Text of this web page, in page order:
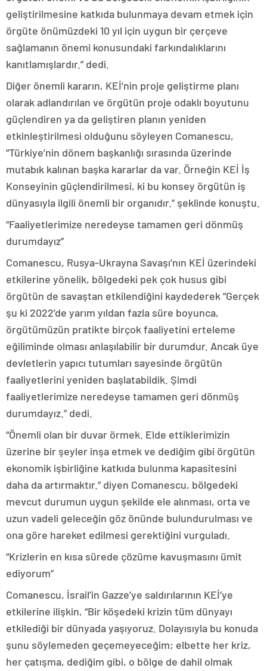
geliştirilmesine katkıda bulunmaya devam etmek için
örgüte önümüzdeki 10 yıl için uygun bir çerçeve
sağlamanın önemi konusundaki farkındalıklarını
kanıtlamışlardır.” dedi.
Diğer önemli kararın, KEİ’nin proje geliştirme planı
olarak adlandırılan ve örgütün proje odaklı boyutunu
güçlendiren ya da geliştiren planın yeniden
etkinleştirilmesi olduğunu söyleyen Comanescu,
“Türkiye’nin dönem başkanlığı sırasında üzerinde
mutabık kalınan başka kararlar da var. Örneğin KEİ İş
Konseyinin güçlendirilmesi, ki bu konsey örgütün iş
dünyasıyla ilgili önemli bir organıdır.” şeklinde konuştu.
“Faaliyetlerimize neredeyse tamamen geri dönmüş
durumdayız”
Comanescu, Rusya-Ukrayna Savaşı’nın KEİ üzerindeki
etkilerine yönelik, bölgedeki pek çok husus gibi
örgütün de savaştan etkilendiğini kaydederek “Gerçek
şu ki 2022’de yarım yıldan fazla süre boyunca,
örgütümüzün pratikte birçok faaliyetini erteleme
eğiliminde olması anlaşılabilir bir durumdur. Ancak üye
devletlerin yapıcı tutumları sayesinde örgütün
faaliyetlerini yeniden başlatabildik. Şimdi
faaliyetlerimize neredeyse tamamen geri dönmüş
durumdayız.” dedi.
“Önemli olan bir duvar örmek. Elde ettiklerimizin
üzerine bir şeyler inşa etmek ve dediğim gibi örgütün
ekonomik işbirliğine katkıda bulunma kapasitesini
daha da artırmaktır.” diyen Comanescu, bölgedeki
mevcut durumun uygun şekilde ele alınması, orta ve
uzun vadeli geleceğin göz önünde bulundurulması ve
ona göre hareket edilmesi gerektiğini vurguladı.
“Krizlerin en kısa sürede çözüme kavuşmasını ümit
ediyorum”
Comanescu, İsrail’in Gazze’ye saldırılarının KEİ’ye
etkilerine ilişkin, “Bir köşedeki krizin tüm dünyayı
etkilediği bir dünyada yaşıyoruz. Dolayısıyla bu konuda
şunu söylemeden geçemeyeceğim; elbette her kriz,
her çatışma, dediğim gibi, o bölge de dahil olmak